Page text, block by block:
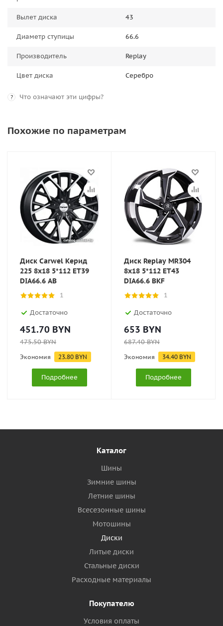
Вылет диска 43
Диаметр ступицы 66.6
Производитель Replay
Цвет диска Серебро
? Что означают эти цифры?
Похожие по параметрам
Диск Carwel Керид
225 8x18 5*112 ET39
DIA66.6 AB
1
Достаточно
451.70 BYN
475.50BYN
Экономия 23.80 BYN
Подробнее
Диск Replay MR304
8x18 5*112 ET43
DIA66.6 BKF
1
Достаточно
653 BYN
687.40BYN
Экономия 34.40 BYN
Подробнее
Каталог
Шины
Зимние шины
Летние шины
Всесезонные шины
Мотошины
Диски
Литые диски
Стальные диски
Расходные материалы
Покупателю
Условия оплаты